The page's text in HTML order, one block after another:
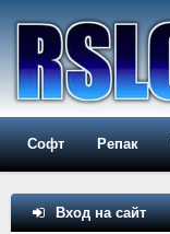
Софт Репак
Вход на сайт